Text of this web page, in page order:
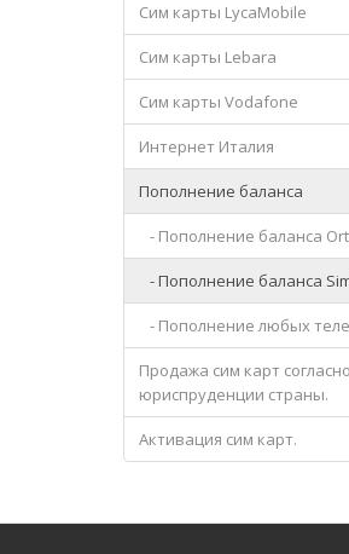
Сим карты LycaMobile
Сим карты Lebara
Сим карты Vodafone
Интернет Италия
Пополнение баланса
- Пополнение баланса
- Пополнение баланса
- Пополнение любых
Продажа сим карт согласно
юриспруденции страны.
Активация сим карт.